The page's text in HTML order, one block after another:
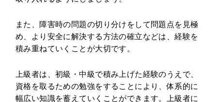
また、障害時の問題の切り分けをして問題点を見極
め、より安全に解決する方法の確立などは、経験を
積み重ねていくことが大切です。
上級者は、初級・中級で積み上げた経験のうえで、
資格を取るための勉強をすることにより、体系的に
幅広い知識を蓄えていくことができます。上級者に